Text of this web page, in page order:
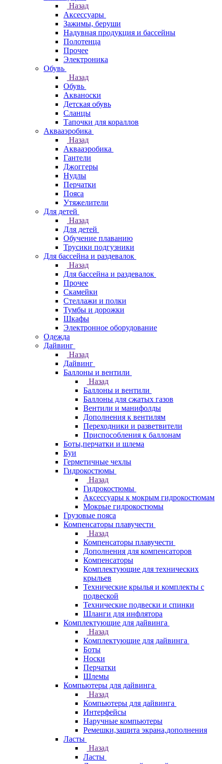
Назад
Аксессуары
Зажимы, беруши
Надувная продукция и бассейны
Полотенца
Прочее
Электроника
Обувь
Назад
Обувь
Акваноски
Детская обувь
Сланцы
Тапочки для кораллов
Аквааэробика
Назад
Аквааэробика
Гантели
Джоггеры
Нудлы
Перчатки
Пояса
Утяжелители
Для детей
Назад
Для детей
Обучение плаванию
Трусики подгузники
Для бассейна и раздевалок
Назад
Для бассейна и раздевалок
Прочее
Скамейки
Стеллажи и полки
Тумбы и дорожки
Шкафы
Электронное оборудование
Одежда
Дайвинг
Назад
Дайвинг
Баллоны и вентили
Назад
Баллоны и вентили
Баллоны для сжатых газов
Вентили и манифолды
Дополнения к вентилям
Переходники и разветвители
Приспособления к баллонам
Боты,перчатки и шлема
Буи
Герметичные чехлы
Гидрокостюмы
Назад
Гидрокостюмы
Аксессуары к мокрым гидрокостюмам
Мокрые гидрокостюмы
Грузовые пояса
Компенсаторы плавучести
Назад
Компенсаторы плавучести
Дополнения для компенсаторов
Компенсаторы
Комплектующие для технических
крыльев
Технические крылья и комплекты с
подвеской
Технические подвески и спинки
Шланги для инфлятора
Комплектующие для дайвинга
Назад
Комплектующие для дайвинга
Боты
Носки
Перчатки
Шлемы
Компьютеры для дайвинга
Назад
Компьютеры для дайвинга
Интерфейсы
Наручные компьютеры
Ремешки,защита экрана,дополнения
Ласты
Назад
Ласты